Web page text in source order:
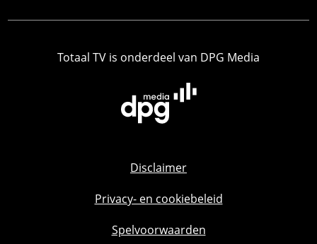
Totaal TV is onderdeel van DPG Media
Disclaimer
Privacy- en cookiebeleid
Spelvoorwaarden